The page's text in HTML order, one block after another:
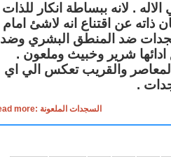
. لانه ببساطة انكار للذات
ذاته عن اقتناع انه لاشئ امام
ضد المنطق البشري وضد
ادائها شرير وخبيث وملعون .
المعاصر والقريب تعكس الي اي
.
Read more: السجدات الملعونة